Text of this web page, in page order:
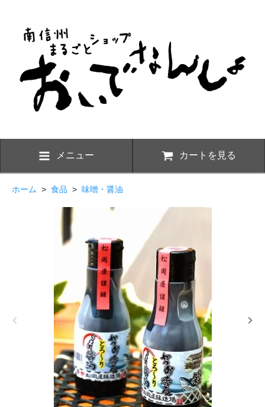
メニュー カートを見る
ホーム > 食品 > 味噌・醤油